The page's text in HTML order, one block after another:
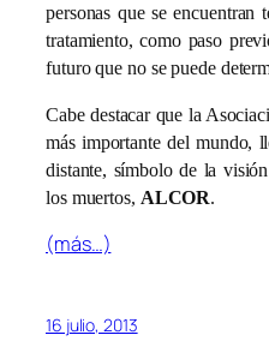
personas que se encuentran
tratamiento, como paso
futuro que no se puede
Cabe destacar que la
más importante del mundo,
distante, símbolo de la
los muertos, ALCOR.
(más…)
16 julio, 2013